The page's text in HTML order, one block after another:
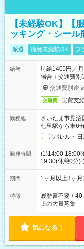
【未経験OK】【
ッキング・シール
派遣 職種未経験OK ブ
給与
時給1400円／
場合＋交通費別
交通費別途
交通費 実費支
勤務地
さいたま市見沼
七里駅から車6
アパレル・
勤務時間
(1)14:00-18:00(
19:30(休憩0分)
ます
期間 1ヶ月以上3ヶ
特徴 履歴書不要 / 40
上の大量募集
気になる！